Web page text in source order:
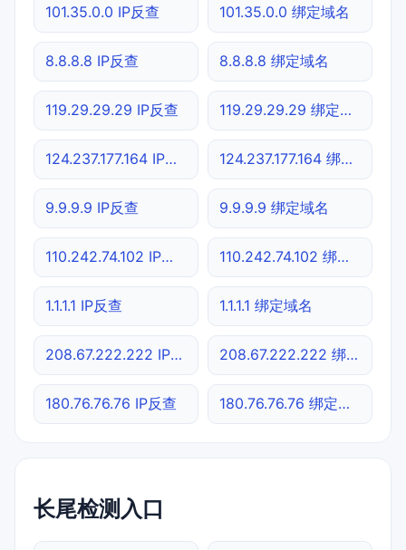
101.35.0.0 IP反查 101.35.0.0 绑定域名
8.8.8.8 IP反查 8.8.8.8 绑定域名
119.29.29.29 IP反查 119.29.29.29 绑定域名
124.237.177.164 IP反查 124.237.177.164 绑定域名
9.9.9.9 IP反查 9.9.9.9 绑定域名
110.242.74.102 IP反查 110.242.74.102 绑定域名
1.1.1.1 IP反查 1.1.1.1 绑定域名
208.67.222.222 IP反查 208.67.222.222 绑定域名
180.76.76.76 IP反查 180.76.76.76 绑定域名
长尾检测入口